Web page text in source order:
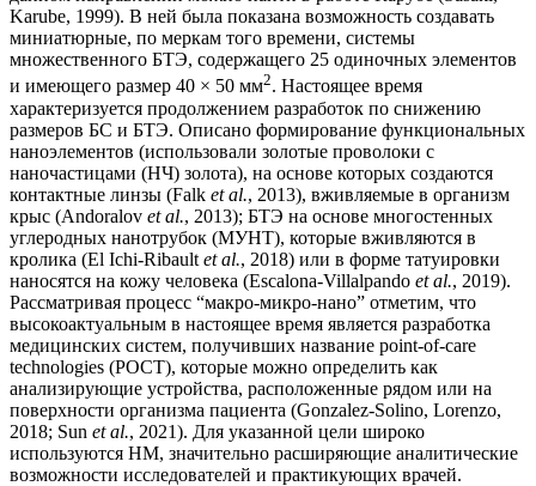
Karube, 1999). В ней была показана возможность создавать
миниатюрные, по меркам того времени, системы
множественного БТЭ, содержащего 25 одиночных элементов
и имеющего размер 40 × 50 мм2. Настоящее время
характеризуется продолжением разработок по снижению
размеров БС и БТЭ. Описано формирование функциональных
наноэлементов (использовали золотые проволоки с
наночастицами (НЧ) золота), на основе которых создаются
контактные линзы (Falk et al., 2013), вживляемые в организм
крыс (Andoralov et al., 2013); БТЭ на основе многостенных
углеродных нанотрубок (МУНТ), которые вживляются в
кролика (El Ichi-Ribault et al., 2018) или в форме татуировки
наносятся на кожу человека (Escalona-Villalpando et al., 2019).
Рассматривая процесс “макро-микро-нано” отметим, что
высокоактуальным в настоящее время является разработка
медицинских систем, получивших название point-of-care
technologies (POCT), которые можно определить как
анализирующие устройства, расположенные рядом или на
поверхности организма пациента (Gonzalez-Solino, Lorenzo,
2018; Sun et al., 2021). Для указанной цели широко
используются НМ, значительно расширяющие аналитические
возможности исследователей и практикующих врачей.